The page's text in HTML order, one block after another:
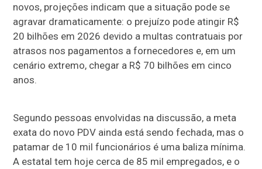
novos, projeções indicam que a situação pode se
agravar dramaticamente: o prejuízo pode atingir R$
20 bilhões em 2026 devido a multas contratuais por
atrasos nos pagamentos a fornecedores e, em um
cenário extremo, chegar a R$ 70 bilhões em cinco
anos.
Segundo pessoas envolvidas na discussão, a meta
exata do novo PDV ainda está sendo fechada, mas o
patamar de 10 mil funcionários é uma baliza mínima.
A estatal tem hoje cerca de 85 mil empregados, e o